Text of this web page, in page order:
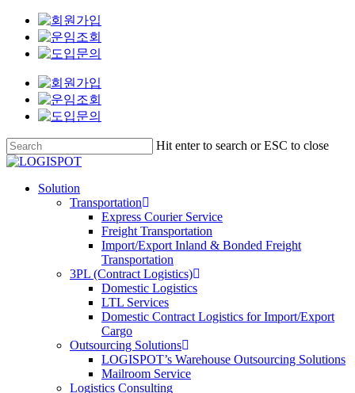
Skip
content
Hit enter to search or ESC to close
Close
Menu
Solution
Transportation
Express Courier Service
Freight Transportation
Import/Export Inland & Bonded Freight
Transportation
3PL (Contract Logistics)
Domestic Logistics
LTL Services
Domestic Contract Logistics for Import/Export
Cargo
Outsourcing Solutions
LOGISPOT’s Warehouse Outsourcing Solutions
Mailroom Service
Logistics Consulting